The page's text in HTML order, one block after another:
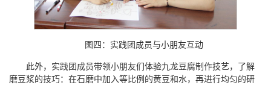
图四：实践团成员与小朋友互动
此外，实践团成员带领小朋友们体验九龙豆腐制作技艺，了解
磨豆浆的技巧：在石磨中加入等比例的黄豆和水，再进行均匀的研